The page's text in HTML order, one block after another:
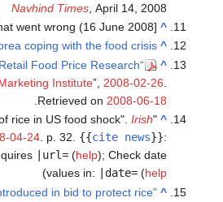
Navhind Times
North Korea coping with the
“Summary of Recent Retail Food Price
and Trends”, “Food Marketing Institute
Retrieved
.
Independent.2008-04-24. p. 32.
|access-date= requires|url=
values in:
)
"Food crisis: rationing introduced in bid to